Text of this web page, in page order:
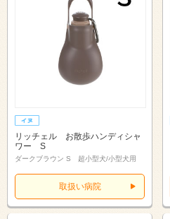
リッチェル お散歩ハンディシャ
ワー S
ダークブラウン S 超小型犬/小型犬用
取扱い病院